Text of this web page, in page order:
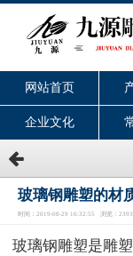
网站首页
企业文化
玻璃钢雕塑的材
时间：2019-08-29 16:32:55 浏览：2393
玻璃钢雕塑是雕